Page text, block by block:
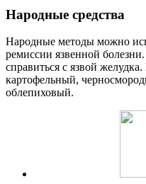
Народные средства
Народные методы можно
ремиссии язвенной
справиться с язвой
картофельный,
облепиховый.